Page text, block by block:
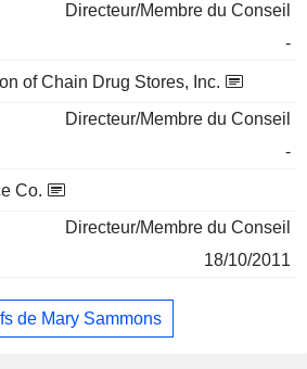
Directeur/Membre du Conseil
-
of Chain Drug Stores, Inc.
Directeur/Membre du Conseil
-
Co.
Directeur/Membre du Conseil
18/10/2011
de Mary Sammons